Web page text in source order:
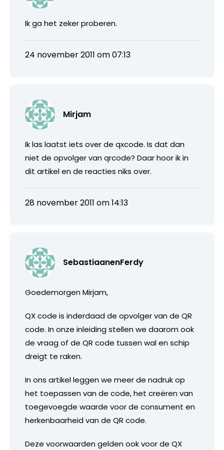
Ik ga het zeker proberen.
24 november 2011 om 07:13
Mirjam
Ik las laatst iets over de qxcode. Is dat dan
niet de opvolger van qrcode? Daar hoor ik in
dit artikel en de reacties niks over.
28 november 2011 om 14:13
SebastiaanenFerdy
Goedemorgen Mirjam,
QX code is inderdaad de opvolger van de QR
code. In onze inleiding stellen we daarom ook
de vraag of de QR code tussen wal en schip
dreigt te raken.
In ons artikel leggen we meer de nadruk op
het toepassen van de code, het creëren van
toegevoegde waarde voor de consument en
herkenbaarheid van de QR code.
Deze voorwaarden gelden ook voor de QX